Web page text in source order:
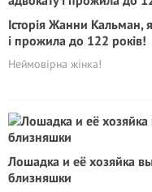
Історія Жанни Кальман,
і прожила до 122 років!
Неймовірна жінка!
Лошадка и её хозяйка
близняшки